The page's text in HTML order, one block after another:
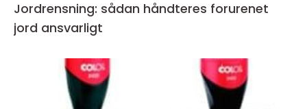
Jordrensning: sådan håndteres forurenet
jord ansvarligt